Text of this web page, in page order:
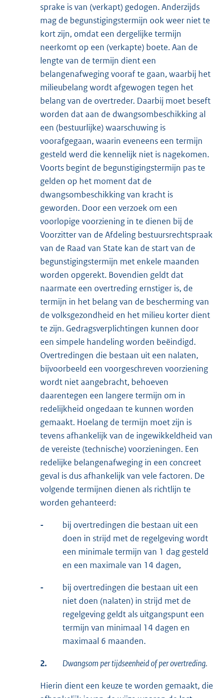
sprake is van (verkapt) gedogen. Anderzijds
mag de begunstigingstermijn ook weer niet te
kort zijn, omdat een dergelijke termijn
neerkomt op een (verkapte) boete. Aan de
lengte van de termijn dient een
belangenafweging vooraf te gaan, waarbij het
milieubelang wordt afgewogen tegen het
belang van de overtreder. Daarbij moet beseft
worden dat aan de dwangsombeschikking al
een (bestuurlijke) waarschuwing is
voorafgegaan, waarin eveneens een termijn
gesteld werd die kennelijk niet is nagekomen.
Voorts begint de begunstigingstermijn pas te
gelden op het moment dat de
dwangsombeschikking van kracht is
geworden. Door een verzoek om een
voorlopige voorziening in te dienen bij de
Voorzitter van de Afdeling bestuursrechtspraak
van de Raad van State kan de start van de
begunstigingstermijn met enkele maanden
worden opgerekt. Bovendien geldt dat
naarmate een overtreding ernstiger is, de
termijn in het belang van de bescherming van
de volksgezondheid en het milieu korter dient
te zijn. Gedragsverplichtingen kunnen door
een simpele handeling worden beëindigd.
Overtredingen die bestaan uit een nalaten,
bijvoorbeeld een voorgeschreven voorziening
wordt niet aangebracht, behoeven
daarentegen een langere termijn om in
redelijkheid ongedaan te kunnen worden
gemaakt. Hoelang de termijn moet zijn is
tevens afhankelijk van de ingewikkeldheid van
de vereiste (technische) voorzieningen. Een
redelijke belangenafweging in een concreet
geval is dus afhankelijk van vele factoren. De
volgende termijnen dienen als richtlijn te
worden gehanteerd:
-
bij overtredingen die bestaan uit een
doen in strijd met de regelgeving wordt
een minimale termijn van 1 dag gesteld
en een maximale van 14 dagen,
-
bij overtredingen die bestaan uit een
niet doen (nalaten) in strijd met de
regelgeving geldt als uitgangspunt een
termijn van minimaal 14 dagen en
maximaal 6 maanden.
2. Dwangsom per tijdseenheid of per overtreding.
Hierin dient een keuze te worden gemaakt, die